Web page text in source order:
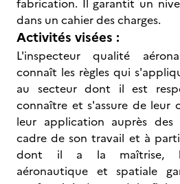
fabrication. Il garantit un
dans un cahier des charges.
Activités visées :
L'inspecteur qualité
connaît les règles qui
au secteur dont il est
connaître et s'assure de leur
leur application auprès des
cadre de son travail et à
dont il a la maîtrise,
aéronautique et spatiale